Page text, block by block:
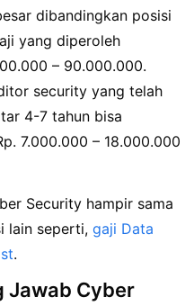
dibandingkan posisi
yang diperoleh
– 90.000.000.
security yang telah
4-7 tahun bisa
7.000.000 – 18.000.000
Security hampir sama
lain seperti, gaji Data
.
Jawab Cyber